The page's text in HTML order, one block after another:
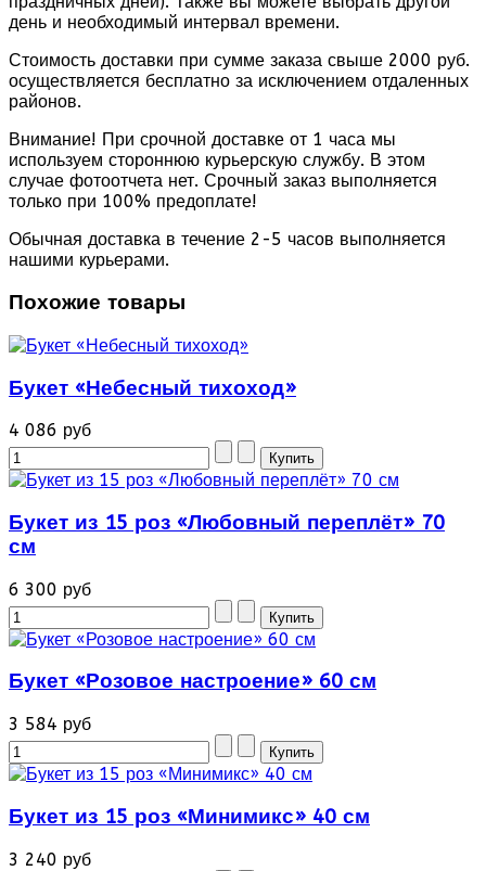
день и необходимый интервал времени.
Стоимость доставки при сумме заказа свыше 2000 руб.
осуществляется бесплатно за исключением отдаленных
районов.
Внимание! При срочной доставке от 1 часа мы
используем стороннюю курьерскую службу. В этом
случае фотоотчета нет. Срочный заказ выполняется
только при 100% предоплате!
Обычная доставка в течение 2-5 часов выполняется
нашими курьерами.
Похожие товары
Букет «Небесный тихоход»
4 086 руб
Букет из 15 роз «Любовный переплёт» 70
см
6 300 руб
Букет «Розовое настроение» 60 см
3 584 руб
Букет из 15 роз «Минимикс» 40 см
3 240 руб